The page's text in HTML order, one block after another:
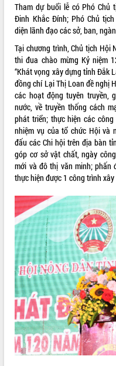
VIDEO
Loading the player...
Khám bệnh, cấp phát thuốc miễn
Hội nghị UBND tỉnh Đắk Lắk
tháng 7/2026
Lễ truy tặng danh hiệu “Bà Mẹ Việt
Nam Anh hùng” và trao Huân
Lao động
UBND tỉnh Đắk Lắk triển khai nhiệm
vụ 6 tháng cuối năm 2026
Kỳ họp thứ Hai, Hội đồng nhân dân
tỉnh khóa XI quyết nghị nhiều nội
quan trọng
Bí thư Tỉnh ủy Lương Nguyễn Minh
Triết thăm, tặng quà người có công
cách mạng
ALBUM ẢNH
Tham dự buổi lễ có Phó Chủ
Đinh Khắc Đính; Phó Chủ
diện lãnh đạo các sở, ban,
Tại chương trình, Chủ tịch Hội
thi đua chào mừng Kỷ niệm
“Khát vọng xây dựng tỉnh Đắk
đồng chí Lại Thị Loan đề nghị
các hoạt động tuyên truyền,
nước, về truyền thống cách
phát triển; thực hiện các
nhiệm vụ của tổ chức Hội và
đấu các Chi hội trên địa bàn
góp cơ sở vật chất, ngày
mới và đô thị văn minh; phấn
thực hiện được 1 công trình